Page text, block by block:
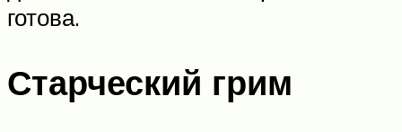
готова.
Старческий грим